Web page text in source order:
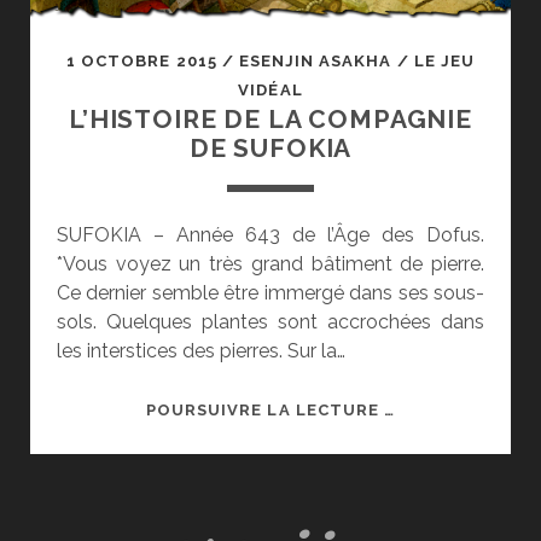
1 OCTOBRE 2015 / ESENJIN ASAKHA / LE JEU
VIDÉAL
L’HISTOIRE DE LA COMPAGNIE
DE SUFOKIA
SUFOKIA – Année 643 de l’Âge des Dofus.
*Vous voyez un très grand bâtiment de pierre.
Ce dernier semble être immergé dans ses sous-
sols. Quelques plantes sont accrochées dans
les interstices des pierres. Sur la…
POURSUIVRE LA LECTURE …